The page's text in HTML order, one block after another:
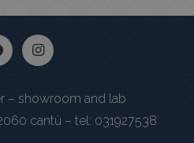
– showroom and lab
cantù – tel: 031927538